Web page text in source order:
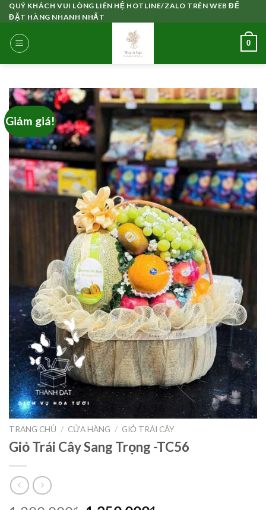
Skip
to
content
QUÝ KHÁCH VUI LÒNG LIÊN HỆ HOTLINE/ZALO TRÊN WEB ĐỂ
ĐẶT HÀNG NHANH NHẤT
0
Giảm giá!
TRANG CHỦ / CỬA HÀNG / GIỎ TRÁI CÂY
Giỏ Trái Cây Sang Trọng -TC56